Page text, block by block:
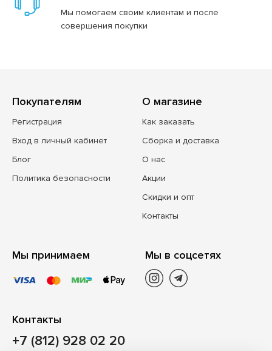
Мы помогаем своим клиентам и после
совершения покупки
Покупателям
Регистрация
Вход в личный кабинет
Блог
Политика безопасности
О магазине
Как заказать
Сборка и доставка
О нас
Акции
Скидки и опт
Контакты
Мы принимаем Мы в соцсетях
Контакты
+7 (812) 928 02 20